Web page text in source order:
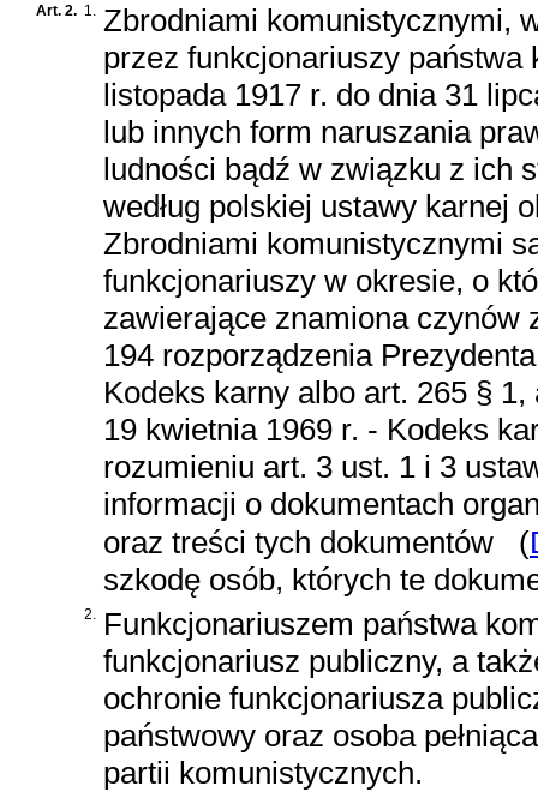
Art. 2. 1. Zbrodniami komunistycznymi,
przez funkcjonariuszy
listopada 1917 r. do dnia 31
lub innych form naruszania
ludności bądź w związku z ich
według polskiej ustawy karnej
Zbrodniami komunistycznymi
funkcjonariuszy w okresie, o
zawierające znamiona
194 rozporządzenia
Kodeks karny albo art. 265 § 1,
19 kwietnia 1969 r. - Kodeks
rozumieniu art. 3 ust. 1 i 3
informacji o dokumentach
oraz treści tych dokumentów
(
szkodę osób, których te
2. Funkcjonariuszem państwa
funkcjonariusz publiczny, a
ochronie funkcjonariusza
państwowy oraz osoba
partii komunistycznych.